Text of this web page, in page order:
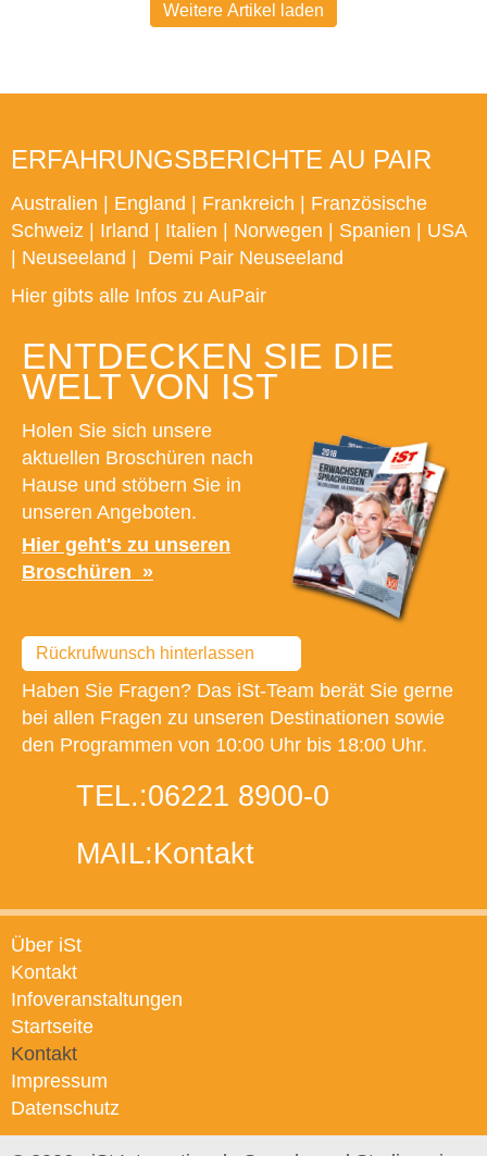
Weitere Artikel laden
ERFAHRUNGSBERICHTE AU PAIR
Australien England Frankreich
Französische
Schweiz
Irland Italien Norwegen Spanien
USA
Neuseeland
Demi Pair Neuseeland
Hier gibts alle Infos zu AuPair
ENTDECKEN SIE DIE
WELT VON IST
Holen Sie sich unsere
aktuellen Broschüren nach
Hause und stöbern Sie in
unseren Angeboten.
Hier geht's zu unseren
Broschüren
Rückrufwunsch hinterlassen
Haben Sie Fragen? Das iSt-Team berät Sie gerne
bei allen Fragen zu unseren Destinationen sowie
den Programmen von 10:00 Uhr bis 18:00 Uhr.
TEL.:06221 8900-0
MAIL:Kontakt
Über iSt
Kontakt
Infoveranstaltungen
Startseite
Kontakt
Impressum
Datenschutz